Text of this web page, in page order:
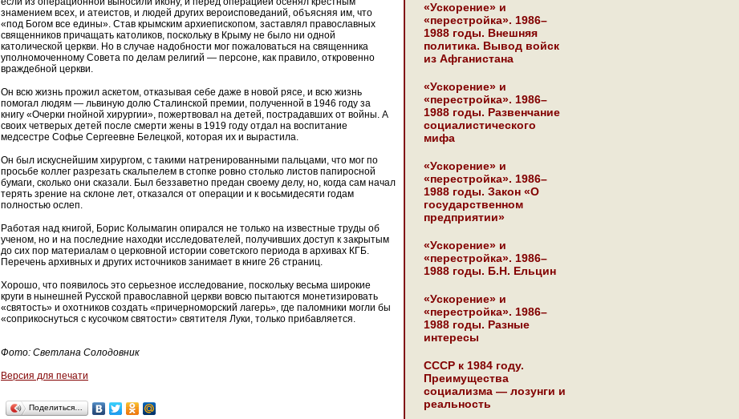
знамением всех, и атеистов, и людей других вероисповеданий, объясняя им, что
«под Богом все едины». Став крымским архиепископом, заставлял православных
священников причащать католиков, поскольку в Крыму не было ни одной
католической церкви. Но в случае надобности мог пожаловаться на священника
уполномоченному Совета по делам религий — персоне, как правило, откровенно
враждебной церкви.
Он всю жизнь прожил аскетом, отказывая себе даже в новой рясе, и всю жизнь
помогал людям — львиную долю Сталинской премии, полученной в 1946 году за
книгу «Очерки гнойной хирургии», пожертвовал на детей, пострадавших от войны. А
своих четверых детей после смерти жены в 1919 году отдал на воспитание
медсестре Софье Сергеевне Белецкой, которая их и вырастила.
Он был искуснейшим хирургом, с такими натренированными пальцами, что мог по
просьбе коллег разрезать скальпелем в стопке ровно столько листов папиросной
бумаги, сколько они сказали. Был беззаветно предан своему делу, но, когда сам начал
терять зрение на склоне лет, отказался от операции и к восьмидесяти годам
полностью ослеп.
Работая над книгой, Борис Колымагин опирался не только на известные труды об
ученом, но и на последние находки исследователей, получивших доступ к закрытым
до сих пор материалам о церковной истории советского периода в архивах КГБ.
Перечень архивных и других источников занимает в книге 26 страниц.
Хорошо, что появилось это серьезное исследование, поскольку весьма широкие
круги в нынешней Русской православной церкви вовсю пытаются монетизировать
«святость» и охотников создать «причерноморский лагерь», где паломники могли бы
«соприкоснуться с кусочком святости» святителя Луки, только прибавляется.
Фото: Светлана Солодовник
Версия для печати
Поделиться…
«Ускорение» и
«перестройка». 1986–
1988 годы. Внешняя
политика. Вывод войск
из Афганистана
«Ускорение» и
«перестройка». 1986–
1988 годы. Развенчание
социалистического
мифа
«Ускорение» и
«перестройка». 1986–
1988 годы. Закон «О
государственном
предприятии»
«Ускорение» и
«перестройка». 1986–
1988 годы. Б.Н. Ельцин
«Ускорение» и
«перестройка». 1986–
1988 годы. Разные
интересы
СССР к 1984 году.
Преимущества
социализма — лозунги и
реальность